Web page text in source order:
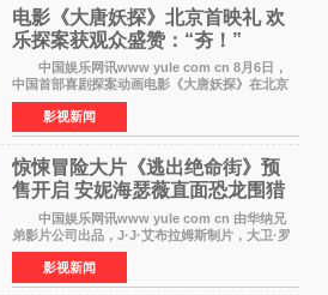
电影《大唐妖探》北京首映礼 欢
乐探案获观众盛赞：“夯！”
中国娱乐网讯www yule com cn 8月6日，
中国首部喜剧探案动画电影《大唐妖探》在北京
举办电影首映礼。导演程腾、联合导演黄珉、总
制片人曹紫建、制片人李莹莹，配音导演张喆，
对白指导程寅，领
影视新闻
惊悚冒险大片《逃出绝命街》预
售开启 安妮海瑟薇直面恐龙围猎
中国娱乐网讯www yule com cn 由华纳兄
弟影片公司出品，J·J·艾布拉姆斯制片，大卫·罗
伯特·米切尔执导，好莱坞巨星安妮·海瑟薇和伊万
·麦克格雷格领衔主演的2026暑期惊悚冒险大片
《逃出绝
影视新闻